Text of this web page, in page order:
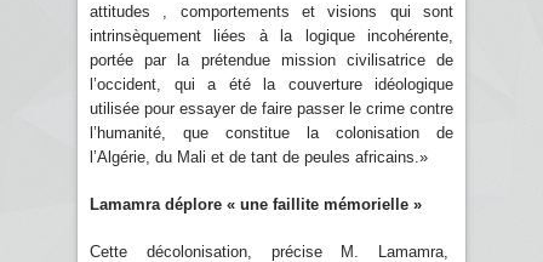
attitudes , comportements et visions qui sont
intrinsèquement liées à la logique incohérente,
portée par la prétendue mission civilisatrice de
l’occident, qui a été la couverture idéologique
utilisée pour essayer de faire passer le crime contre
l’humanité, que constitue la colonisation de
l’Algérie, du Mali et de tant de peules africains.»
Lamamra déplore « une faillite mémorielle »
Cette décolonisation, précise M. Lamamra,